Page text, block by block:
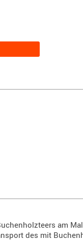
am
des mit